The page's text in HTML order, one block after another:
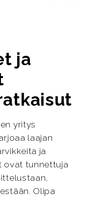
ja
yritys
laajan
ja
ovat tunnettuja
Olipa